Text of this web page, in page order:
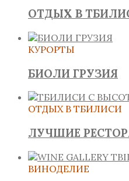
ОТДЫХ В
КУРОРТЫ
БИОЛИ ГРУЗИЯ
ОТДЫХ В ТБИЛИСИ
ЛУЧШИЕ
ВИНОДЕЛИЕ